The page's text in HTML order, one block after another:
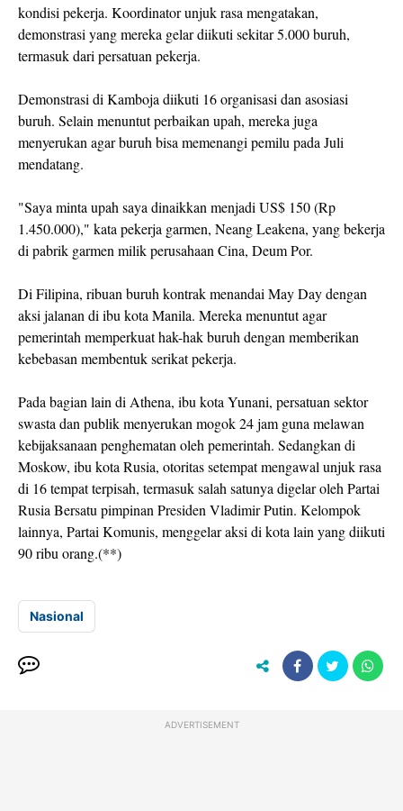
kondisi pekerja. Koordinator unjuk rasa mengatakan,
demonstrasi yang mereka gelar diikuti sekitar 5.000 buruh,
termasuk dari persatuan pekerja.
Demonstrasi di Kamboja diikuti 16 organisasi dan asosiasi
buruh. Selain menuntut perbaikan upah, mereka juga
menyerukan agar buruh bisa memenangi pemilu pada Juli
mendatang.
"Saya minta upah saya dinaikkan menjadi US$ 150 (Rp
1.450.000)," kata pekerja garmen, Neang Leakena, yang bekerja
di pabrik garmen milik perusahaan Cina, Deum Por.
Di Filipina, ribuan buruh kontrak menandai May Day dengan
aksi jalanan di ibu kota Manila. Mereka menuntut agar
pemerintah memperkuat hak-hak buruh dengan memberikan
kebebasan membentuk serikat pekerja.
Pada bagian lain di Athena, ibu kota Yunani, persatuan sektor
swasta dan publik menyerukan mogok 24 jam guna melawan
kebijaksanaan penghematan oleh pemerintah. Sedangkan di
Moskow, ibu kota Rusia, otoritas setempat mengawal unjuk rasa
di 16 tempat terpisah, termasuk salah satunya digelar oleh Partai
Rusia Bersatu pimpinan Presiden Vladimir Putin. Kelompok
lainnya, Partai Komunis, menggelar aksi di kota lain yang diikuti
90 ribu orang.(**)
Nasional
ADVERTISEMENT